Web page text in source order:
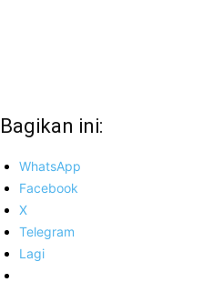
Bagikan ini:
WhatsApp
Facebook
X
Telegram
Lagi